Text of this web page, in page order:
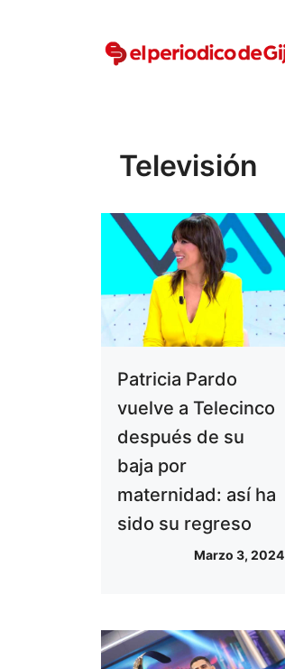
Televisión
Patricia Pardo
vuelve a Telecinco
después de su
baja por
maternidad: así ha
sido su regreso
Marzo 3, 2024